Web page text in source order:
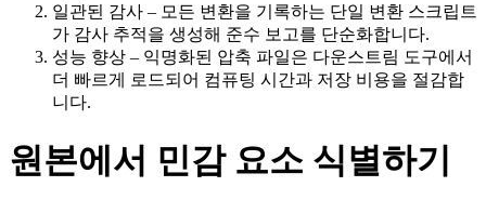
일관된 감사 – 모든 변환을 기록하는 단일 변환 스크립트
가 감사 추적을 생성해 준수 보고를 단순화합니다.
성능 향상 – 익명화된 압축 파일은 다운스트림 도구에서
더 빠르게 로드되어 컴퓨팅 시간과 저장 비용을 절감합
니다.
원본에서 민감 요소 식별하기